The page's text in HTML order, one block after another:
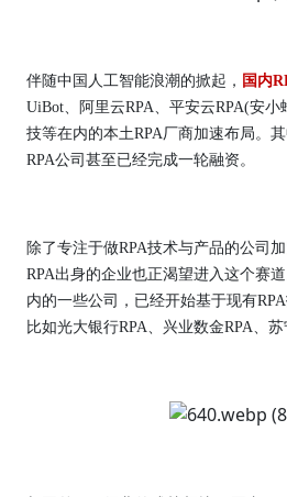
伴随中国人工智能浪潮的掀起， 国内
UiBot、阿里云RPA、平安云RPA(安小
技等在内的本土RPA厂商加速布局。
RPA公司甚至已经完成一轮融资。
除了专注于做RPA技术与产品的公司
RPA出身的企业也正渴望进入这个赛
内的一些公司，已经开始基于现有
比如光大银行RPA、兴业数金RPA、苏